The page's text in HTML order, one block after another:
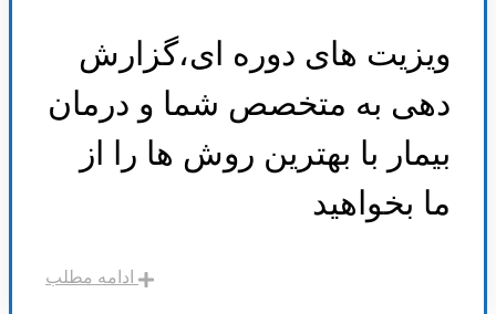
ویزیت های دوره ای،گزارش
دهی به متخصص شما و درمان
بیمار با بهترین روش ها را از
ما بخواهید